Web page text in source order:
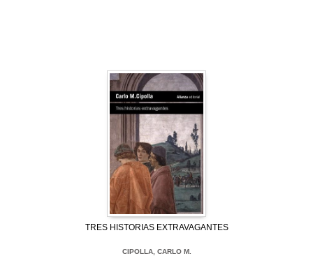
TRES HISTORIAS EXTRAVAGANTES
CIPOLLA, CARLO M.